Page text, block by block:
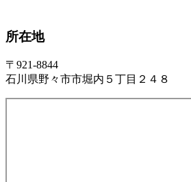
所在地
〒921-8844
石川県野々市市堀内５丁目２４８